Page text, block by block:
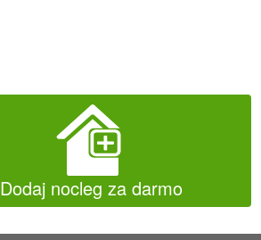
Dodaj nocleg za darmo